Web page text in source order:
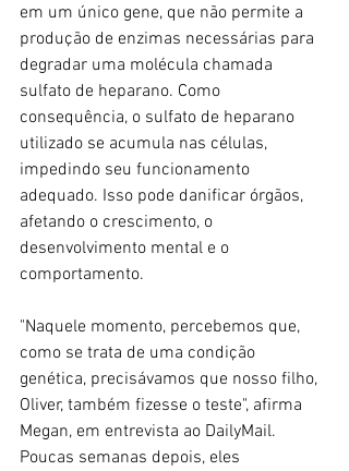
em um único gene, que não permite a
produção de enzimas necessárias para
degradar uma molécula chamada
sulfato de heparano. Como
consequência, o sulfato de heparano
utilizado se acumula nas células,
impedindo seu funcionamento
adequado. Isso pode danificar órgãos,
afetando o crescimento, o
desenvolvimento mental e o
comportamento.
"Naquele momento, percebemos que,
como se trata de uma condição
genética, precisávamos que nosso filho,
Oliver, também fizesse o teste", afirma
Megan, em entrevista ao DailyMail.
Poucas semanas depois, eles